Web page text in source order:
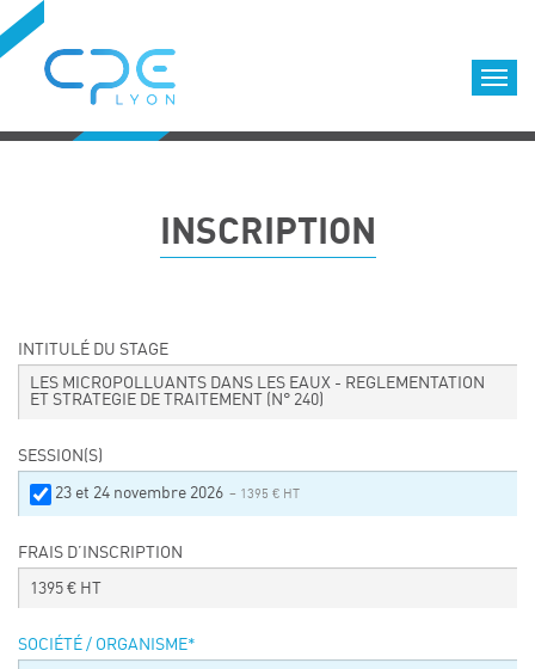
Formations diplômantes
Equipe
Nous choisir
LOCATION DE SALLES DE FORMATION
Accès
Événements
FRENCH-CHINESE CONFERENCE ON GREEN
INSCRIPTION
INTITULÉ DU STAGE
LES MICROPOLLUANTS DANS LES EAUX - REGLEMENTATION
ET STRATEGIE DE TRAITEMENT
(N° 240)
SESSION(S)
23 et 24 novembre 2026 – 1395 € HT
FRAIS D’INSCRIPTION
1395 € HT
SOCIÉTÉ / ORGANISME*
Cookies management panel